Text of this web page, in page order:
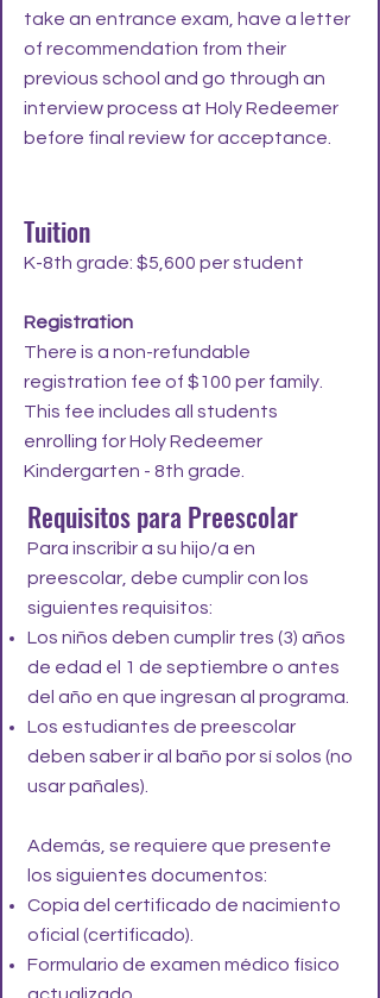
take an entrance exam, have a letter
of recommendation from their
previous school and go through an
interview process at Holy Redeemer
before final review for acceptance.
Tuition
K-8th grade: $5,600 per student
Registration
There is a non-refundable
registration fee of $100 per family.
This fee includes all students
enrolling for Holy Redeemer
Kindergarten - 8th grade.
Requisitos para Preescolar
Para inscribir a su hijo/a en
preescolar, debe cumplir con los
siguientes requisitos:
Los niños deben cumplir tres (3) años
de edad el 1 de septiembre o antes
del año en que ingresan al programa.
Los estudiantes de preescolar
deben saber ir al baño por sí solos (no
usar pañales).
Además, se requiere que presente
los siguientes documentos:
Copia del certificado de nacimiento
oficial (certificado).
Formulario de examen médico físico